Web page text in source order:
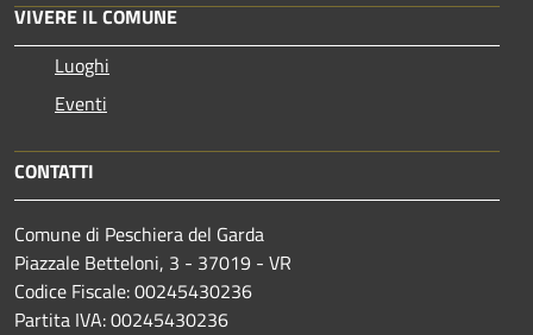
VIVERE IL COMUNE
Luoghi
Eventi
CONTATTI
Comune di Peschiera del Garda
Piazzale Betteloni, 3 - 37019 - VR
Codice Fiscale: 00245430236
Partita IVA: 00245430236